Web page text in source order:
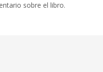
sobre el libro.